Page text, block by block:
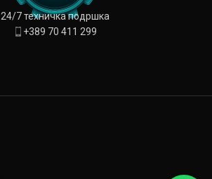
24/7 техничка подршка
+389 70 411 299